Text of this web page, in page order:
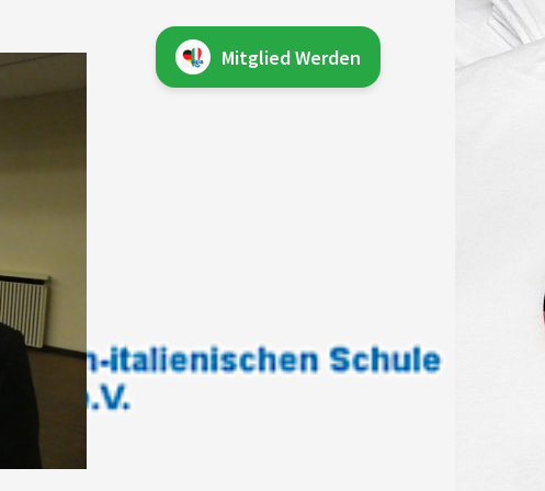
Mitglied Werden